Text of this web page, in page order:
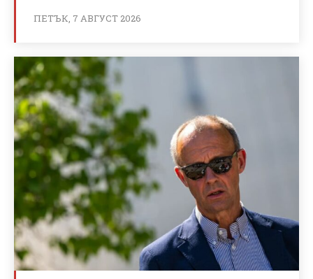
ПЕТЪК, 7 АВГУСТ 2026